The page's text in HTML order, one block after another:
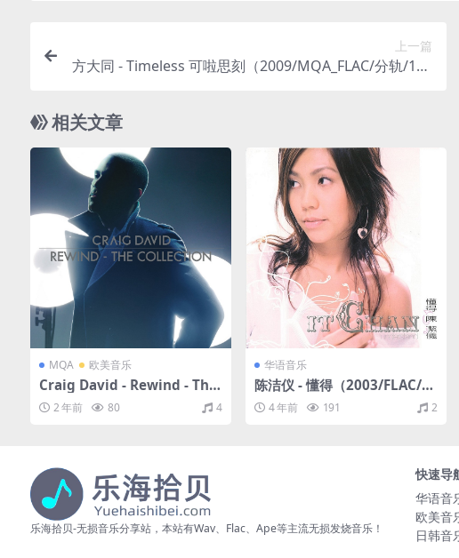
上一篇
方大同 - Timeless 可啦思刻（2009/MQA_FLAC/分轨/187
相关文章
MQA 欧美音乐
Craig David - Rewind - The
Collection（2017/FLAC/分
轨/554M）(MQA/16bit/44.1
2 年前 80 4
华语音乐
陈洁仪 - 懂得（2003/FLAC/分
轨/281M）
4 年前 191 2
乐海拾贝-无损音乐分享站，本站有Wav、Flac、Ape等主流无损发烧音乐！
快速导
华语音
欧美音
日韩音